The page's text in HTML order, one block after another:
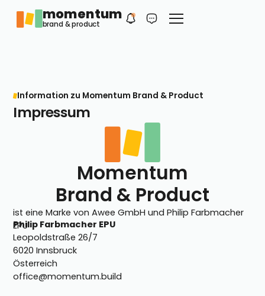
momentum
brand & product
Philip
Dein erster Kontakt
Information zu Momentum Brand & Product
Impressum
Momentum
Brand & Product
ist eine Marke von Awee GmbH und Philip Farbmacher
EPU
Philip Farbmacher EPU
Leopoldstraße 26/7
6020 Innsbruck
Österreich
office@momentum.build